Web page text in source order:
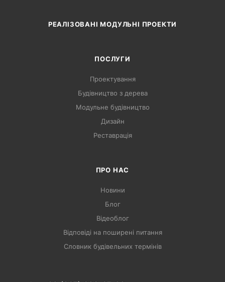
РЕАЛІЗОВАНІ МОДУЛЬНІ ПРОЕКТИ
ПОСЛУГИ
Проектування
Будівництво з дерева
Модульне будівництво
Дизайн
Реставрація
ПРО НАС
Новини
Блог
Відеоблог
Відповіді на поширені питання
Словник будівельних термінів